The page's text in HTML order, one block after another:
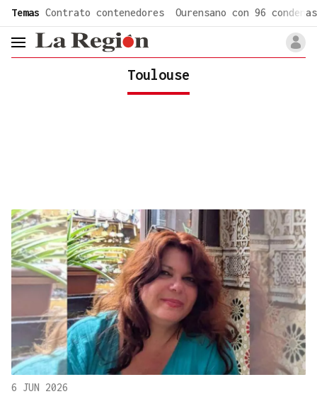
Temas Contrato contenedores Ourensano con 96 condenas
header.menu.open
Toulouse
6 JUN 2026